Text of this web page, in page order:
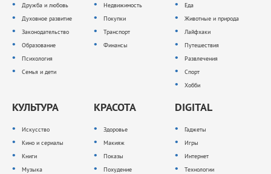
Дружба и любовь
Духовное развитие
Законодательство
Образование
Психология
Семья и дети
Недвижимость
Покупки
Транспорт
Финансы
Еда
Животные и природа
Лайфхаки
Путешествия
Развлечения
Спорт
Хобби
КУЛЬТУРА
Искусство
Кино и сериалы
Книги
Музыка
КРАСОТА
Здоровье
Макияж
Показы
Похудение
DIGITAL
Гаджеты
Игры
Интернет
Технологии